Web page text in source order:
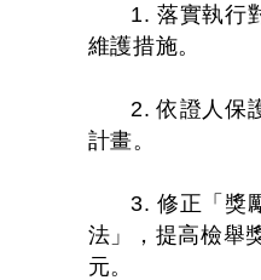
1. 落實執行
維護措施。
2. 依證人保
計畫。
3. 修正「獎
法」，提高檢舉
元。